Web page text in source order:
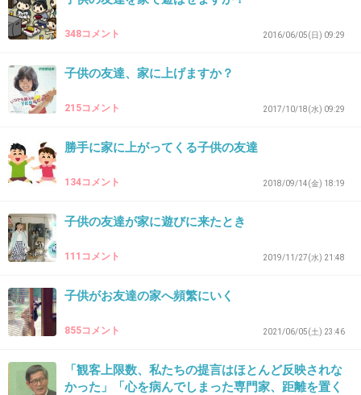
>>1
自分の連絡先を記した手紙とお菓子を持たせれば良いと思
+5
29. 匿名2026/07/08(水) 17:52:51
>>1
うちは帰りに一人で帰らせずに迎えに行ったよ
あっちも一度挨拶しなきゃと思ってたから助かったと言っ
てくれて良かった
348コメント 2016/06/05(日) 09:29
子供の友達、家に上げますか？
215コメント 2017/10/18(水) 09:29
勝手に家に上がってくる子供の友達
134コメント 2018/09/14(金) 18:19
子供の友達が家に遊びに来たとき
111コメント 2019/11/27(水) 21:48
子供がお友達の家へ頻繁にいく
855コメント 2021/06/05(土) 23:46
「観客上限数、私たちの提言はほとんど反映されな
かった」「心を病んでしまった専門家、距離を置く